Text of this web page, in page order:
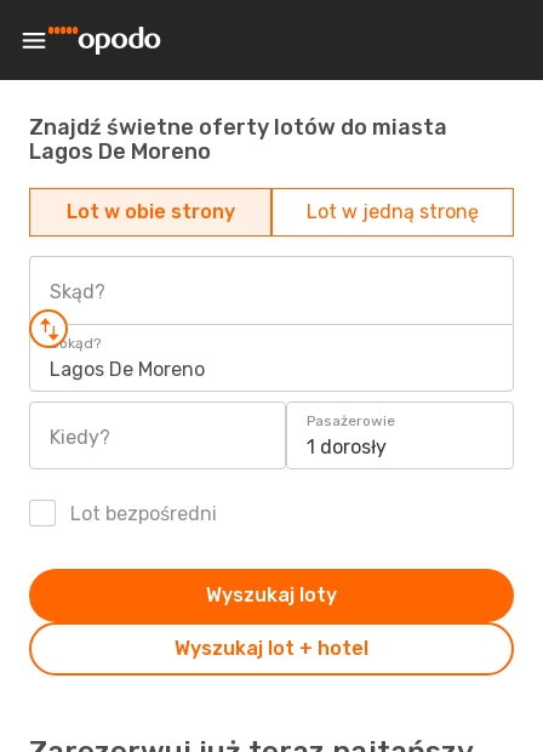
Znajdź świetne oferty lotów do miasta
Lagos De Moreno
Lot w obie strony Lot w jedną stronę
Skąd?
Dokąd?
Lagos De Moreno
Kiedy?
Pasażerowie
1 dorosły
Lot bezpośredni
Wyszukaj lot + hotel
Wyszukaj loty